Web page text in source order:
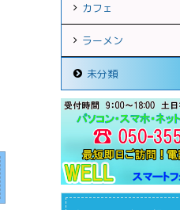
カフェ
ラーメン
未分類